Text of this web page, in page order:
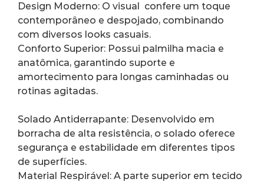
Design Moderno: O visual  confere um toque
contemporâneo e despojado, combinando
com diversos looks casuais.
Conforto Superior: Possui palmilha macia e
anatômica, garantindo suporte e
amortecimento para longas caminhadas ou
rotinas agitadas.
Solado Antiderrapante: Desenvolvido em
borracha de alta resistência, o solado oferece
segurança e estabilidade em diferentes tipos
de superfícies.
Material Respirável: A parte superior em tecido